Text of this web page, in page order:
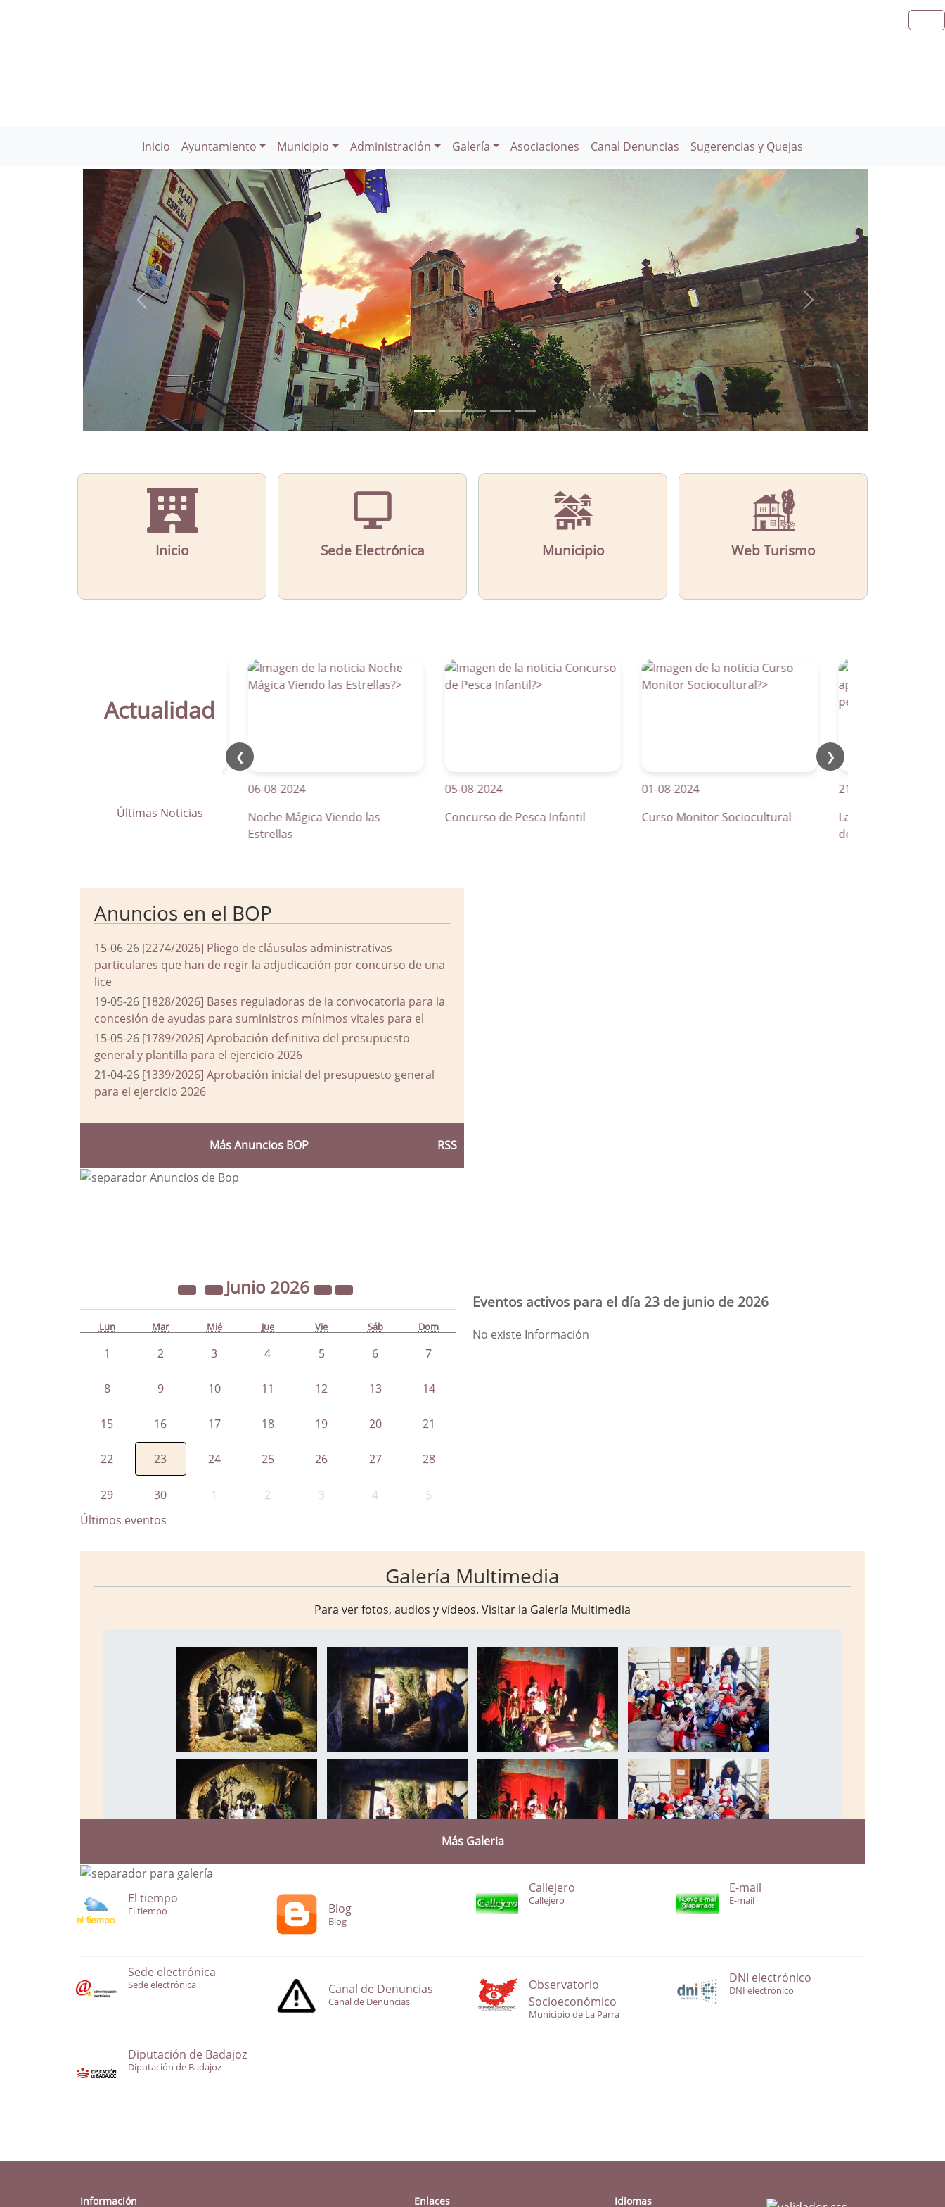
Inicio Ayuntamiento Municipio Administración Galería Asociaciones Canal Denuncias Sugerencias y Quejas
Inicio Sede Electrónica Municipio Web Turismo
Actualidad
Últimas Noticias
❮ ❯
La Parra apuesta por los pasos
06-08-2024
Noche Mágica Viendo las
Estrellas
05-08-2024
Concurso de Pesca Infantil
01-08-2024
Curso Monitor Sociocultural
21-04-2026
La Parra apuesta por
de peatones inteligentes
Anuncios en el BOP
15-06-26 [2274/2026] Pliego de cláusulas administrativas
particulares que han de regir la adjudicación por concurso de una
lice
19-05-26 [1828/2026] Bases reguladoras de la convocatoria para la
concesión de ayudas para suministros mínimos vitales para el
15-05-26 [1789/2026] Aprobación definitiva del presupuesto
general y plantilla para el ejercicio 2026
21-04-26 [1339/2026] Aprobación inicial del presupuesto general
para el ejercicio 2026
Más Anuncios BOP RSS
Junio 2026
Lun Mar Mié Jue Vie Sáb Dom
1 2 3 4 5 6 7
8 9 10 11 12 13 14
15 16 17 18 19 20 21
22 23 24 25 26 27 28
29 30 1 2 3 4 5
Eventos activos para el día 23 de junio de 2026
No existe Información
Últimos eventos
Galería Multimedia
Para ver fotos, audios y vídeos. Visitar la Galería Multimedia
Más Galeria
El tiempo
El tiempo Blog
Blog
Callejero
Callejero
E-mail
E-mail
Sede electrónica
Sede electrónica Canal de Denuncias
Canal de Denuncias
Observatorio
Socioeconómico
Municipio de La Parra
DNI electrónico
DNI electrónico
Diputación de Badajoz
Diputación de Badajoz
Información Enlaces Idiomas